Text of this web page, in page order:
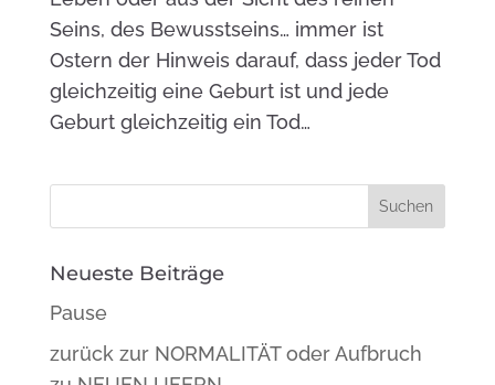
Seins, des Bewusstseins… immer ist
Ostern der Hinweis darauf, dass jeder Tod
gleichzeitig eine Geburt ist und jede
Geburt gleichzeitig ein Tod…
Neueste Beiträge
Pause
zurück zur NORMALITÄT oder Aufbruch